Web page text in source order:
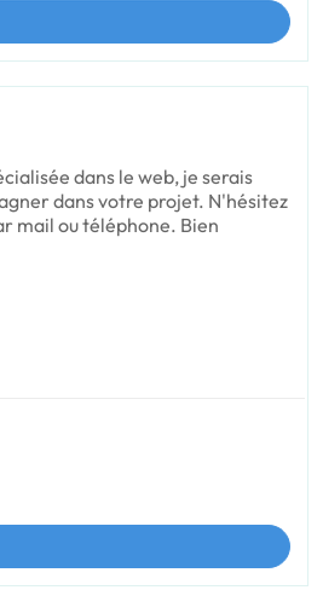
dans le web, je serais
dans votre projet. N'hésitez
mail ou téléphone. Bien